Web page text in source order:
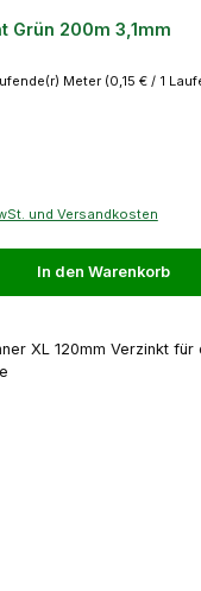
Grün 200m 3,1mm
Meter (0,15 € / 1
und Versandkosten
In den Warenkorb